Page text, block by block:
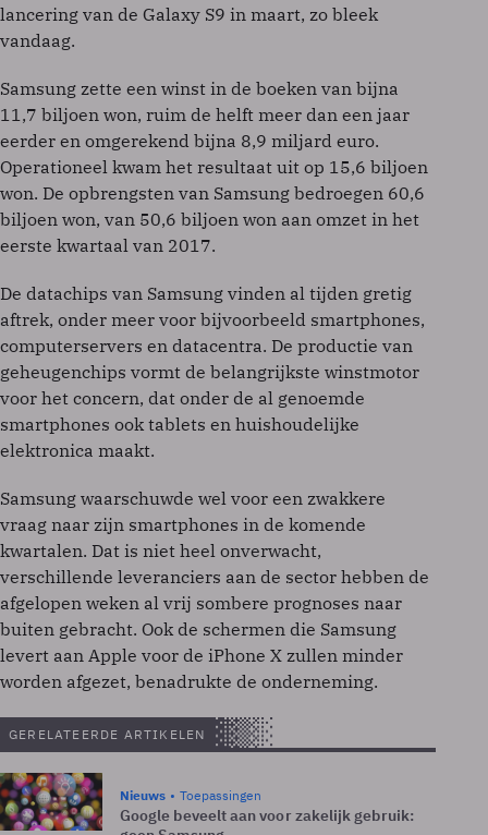
lancering van de Galaxy S9 in maart, zo bleek
vandaag.
Samsung zette een winst in de boeken van bijna
11,7 biljoen won, ruim de helft meer dan een jaar
eerder en omgerekend bijna 8,9 miljard euro.
Operationeel kwam het resultaat uit op 15,6 biljoen
won. De opbrengsten van Samsung bedroegen 60,6
biljoen won, van 50,6 biljoen won aan omzet in het
eerste kwartaal van 2017.
De datachips van Samsung vinden al tijden gretig
aftrek, onder meer voor bijvoorbeeld smartphones,
computerservers en datacentra. De productie van
geheugenchips vormt de belangrijkste winstmotor
voor het concern, dat onder de al genoemde
smartphones ook tablets en huishoudelijke
elektronica maakt.
Samsung waarschuwde wel voor een zwakkere
vraag naar zijn smartphones in de komende
kwartalen. Dat is niet heel onverwacht,
verschillende leveranciers aan de sector hebben de
afgelopen weken al vrij sombere prognoses naar
buiten gebracht. Ook de schermen die Samsung
levert aan Apple voor de iPhone X zullen minder
worden afgezet, benadrukte de onderneming.
GERELATEERDE ARTIKELEN
Nieuws Toepassingen
Google beveelt aan voor zakelijk gebruik: